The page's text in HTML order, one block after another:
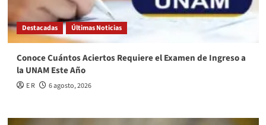
Destacadas Últimas Noticias
Conoce Cuántos Aciertos Requiere el Examen de Ingreso a
la UNAM Este Año
E R 6 agosto, 2026